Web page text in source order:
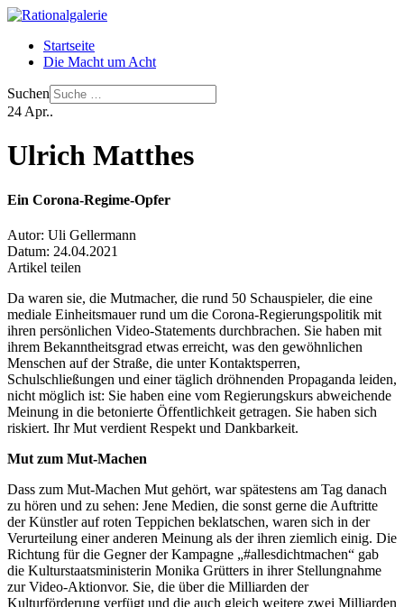
Startseite
Die Macht um Acht
Suchen
24 Apr..
Ulrich Matthes
Ein Corona-Regime-Opfer
Autor: Uli Gellermann
Datum: 24.04.2021
Artikel teilen
Da waren sie, die Mutmacher, die rund 50 Schauspieler, die eine
mediale Einheitsmauer rund um die Corona-Regierungspolitik mit
ihren persönlichen Video-Statements durchbrachen. Sie haben mit
ihrem Bekanntheitsgrad etwas erreicht, was den gewöhnlichen
Menschen auf der Straße, die unter Kontaktsperren,
Schulschließungen und einer täglich dröhnenden Propaganda leiden,
nicht möglich ist: Sie haben eine vom Regierungskurs abweichende
Meinung in die betonierte Öffentlichkeit getragen. Sie haben sich
riskiert. Ihr Mut verdient Respekt und Dankbarkeit.
Mut zum Mut-Machen
Dass zum Mut-Machen Mut gehört, war spätestens am Tag danach
zu hören und zu sehen: Jene Medien, die sonst gerne die Auftritte
der Künstler auf roten Teppichen beklatschen, waren sich in der
Verurteilung einer anderen Meinung als der ihren ziemlich einig. Die
Richtung für die Gegner der Kampagne „#allesdichtmachen“ gab
die Kulturstaatsministerin Monika Grütters in ihrer Stellungnahme
zur Video-Aktionvor. Sie, die über die Milliarden der
Kulturförderung verfügt und die auch gleich weitere zwei Milliarden